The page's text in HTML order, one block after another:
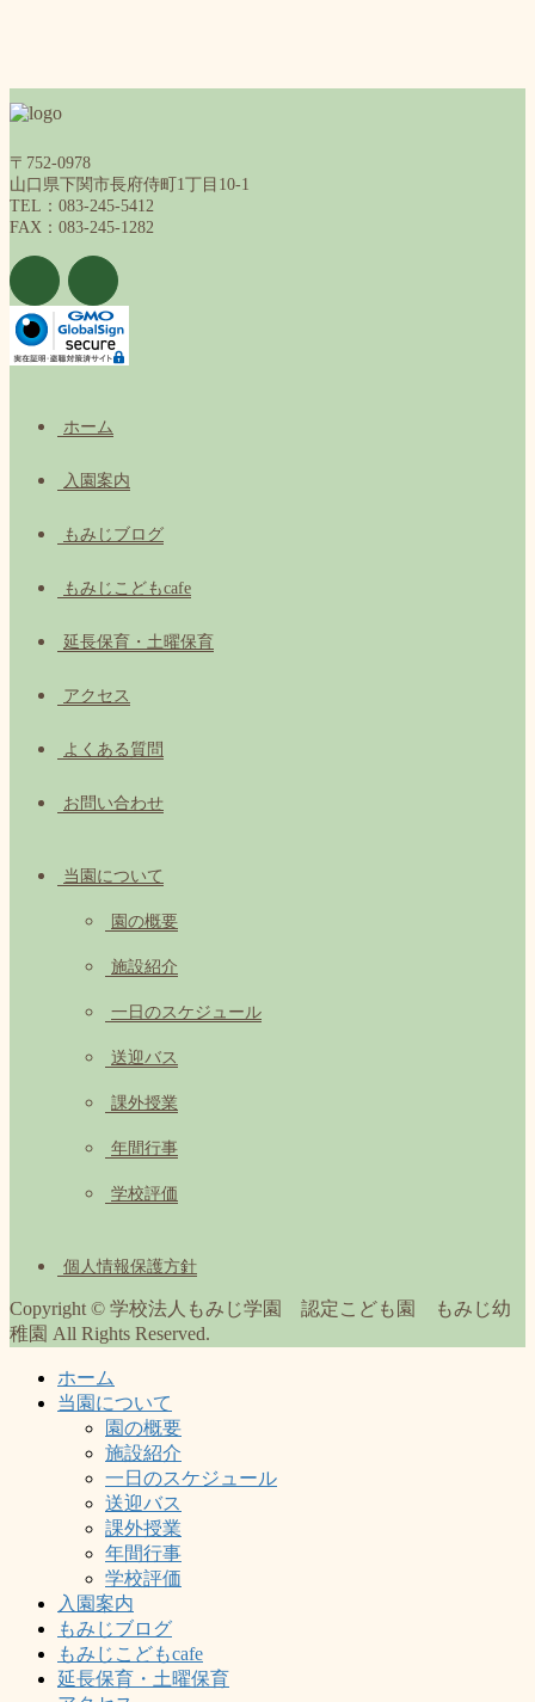
〒752-0978
山口県下関市長府侍町1丁目10-1
TEL：083-245-5412
FAX：083-245-1282
ホーム
入園案内
もみじブログ
もみじこどもcafe
延長保育・土曜保育
アクセス
よくある質問
お問い合わせ
当園について
園の概要
施設紹介
一日のスケジュール
送迎バス
課外授業
年間行事
学校評価
個人情報保護方針
Copyright © 学校法人もみじ学園 認定こども園 もみじ幼
稚園 All Rights Reserved.
ホーム
当園について
園の概要
施設紹介
一日のスケジュール
送迎バス
課外授業
年間行事
学校評価
入園案内
もみじブログ
もみじこどもcafe
延長保育・土曜保育